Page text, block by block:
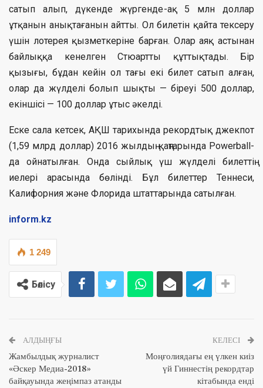
сатып алып, дүкенде жүргенде-ақ 5 млн доллар
ұтқанын анықтағанын айтты. Ол билетін қайта тексеру
үшін лотерея қызметкеріне барған. Олар аяқ астынан
байлыққа кенелген Стюартты құттықтады. Бір
қызығы, бұдан кейін ол тағы екі билет сатып алған,
олар да жүлделі болып шықты — біреуі 500 доллар,
екіншісі — 100 доллар ұтыс әкелді.
Еске сала кетсек, АҚШ тарихында рекордтық джекпот
(1,59 млрд доллар) 2016 жылдың қаңтарында Powerball-
да ойнатылған. Онда сыйлық үш жүлделі билеттің
иелері арасында бөлінді. Бұл билеттер Теннеси,
Калифорния және Флорида штаттарында сатылған.
inform.kz
1 249
Бөлісу
АЛДЫҢҒЫ
Жамбылдық журналист
«Әскер Медиа-2018»
байқауында жеңімпаз атанды
КЕЛЕСІ
Моңғолиядағы ең үлкен киіз
үй Гиннестің рекордтар
кітабында енді